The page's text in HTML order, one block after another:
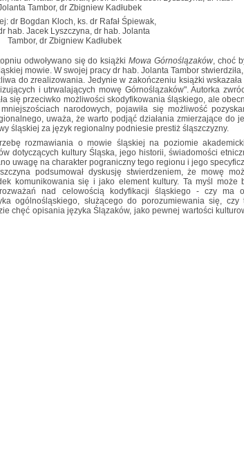
dr Bogdan Kloch, ks. dr Rafał Śpiewak,
hab. Jacek Lyszczyna, dr hab. Jolanta
Tambor, dr Zbigniew Kadłubek
odwoływano się do książkiMowa Górnoślązaków, choć
mowie. W swojej pracy dr hab. Jolanta Tambor
do zrealizowania. Jedynie w zakończeniu książki
i utrwalających mowę Górnoślązaków". Autorka
się przeciwko możliwości skodyfikowania śląskiego, ale
narodowych, pojawiła się możliwość
uważa, że warto podjąć działania zmierzające do
śląskiej za język regionalny podniesie prestiż śląszczyzny.
rozmawiania o mowie śląskiej na poziomie
dotyczących kultury Śląska, jego historii, świadomości
uwagę na charakter pograniczny tego regionu i jego
podsumował dyskusję stwierdzeniem, że mowę
komunikowania się i jako element kultury. Ta myśl może
nad celowością kodyfikacji śląskiego - czy ma
ogólnośląskiego, służącego do porozumiewania się, czy
chęć opisania języka Ślązaków, jako pewnej wartości